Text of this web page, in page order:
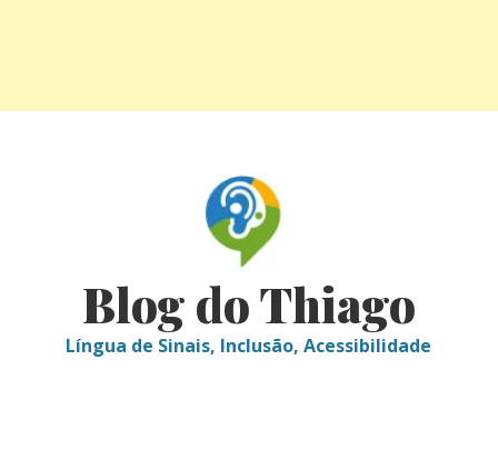
Blog do Thiago
Língua de Sinais, Inclusão, Acessibilidade